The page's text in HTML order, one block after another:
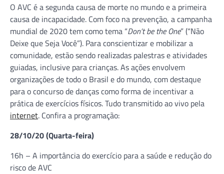
O AVC é a segunda causa de morte no mundo e a primeira
causa de incapacidade. Com foco na prevenção, a campanha
mundial de 2020 tem como tema “Don’t be the One” (“Não
Deixe que Seja Você”). Para conscientizar e mobilizar a
comunidade, estão sendo realizadas palestras e atividades
guiadas, inclusive para crianças. As ações envolvem
organizações de todo o Brasil e do mundo, com destaque
para o concurso de danças como forma de incentivar a
prática de exercícios físicos. Tudo transmitido ao vivo pela
internet. Confira a programação:
28/10/20 (Quarta-feira)
16h – A importância do exercício para a saúde e redução do
risco de AVC